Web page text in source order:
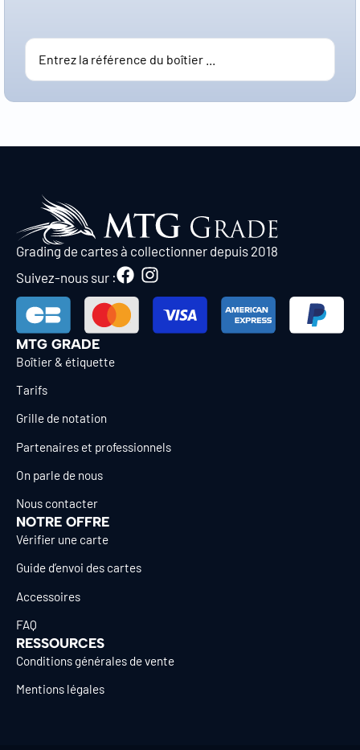
Grading de cartes à collectionner depuis 2018
Suivez-nous sur :
MTG GRADE
Boîtier & étiquette
Tarifs
Grille de notation
Partenaires et professionnels
On parle de nous
Nous contacter
NOTRE OFFRE
Vérifier une carte
Guide d’envoi des cartes
Accessoires
FAQ
RESSOURCES
Conditions générales de vente
Mentions légales